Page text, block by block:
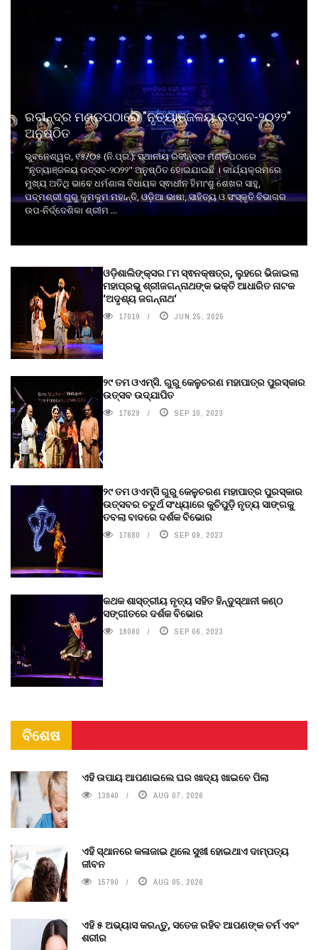
ରବୀନ୍ଦ୍ର ମଣ୍ଡପଠାରେ "ନୃତ୍ୟାଞ୍ଜଳୟ ଉତ୍ସବ-୨୦୨୨"
ଅନୁଷ୍ଠିତ
ଭୁବନେଶ୍ୱର, ୧୫/୦୫ (ନି.ପ୍ର.): ସ୍ଥାନୀୟ ରବୀନ୍ଦ୍ର ମଣ୍ଡପଠାରେ
"ନୃତ୍ୟାଞ୍ଜଳୟ ଉତ୍ସବ-୨୦୨୨" ଅନୁଷ୍ଠିତ ହୋଇଯାଇଛି । କାର୍ଯ୍ୟକ୍ରମରେ
ମୁଖ୍ୟ ଅତିଥି ଭାବେ ଧର୍ମଶାଳା ବିଧାୟକ ସ୍ଵାଧୀନ ହିମାଂଶୁ ଶେଖର ସାହୁ,
ପଦ୍ମଶ୍ରୀ ଗୁରୁ କୁମକୁମ ମହାନ୍ତି, ଓଡ଼ିଆ ଭାଷା, ସାହିତ୍ୟ ଓ ସଂସ୍କୃତି ବିଭାଗର
ଉପ-ନିର୍ଦ୍ଦେଶିକା ଶ୍ରୀମ ...
ଓଡ଼ିଶାଲିଙ୍କ୍ସର ୮ମ ସ୍ଵନକ୍ଷତ୍ର, ଲୁହରେ ଭିଜାଇଲା
ମହାପ୍ରଭୁ ଶ୍ରୀଜଗନ୍ନାଥଙ୍କ ଭକ୍ତି ଆଧାରିତ ନାଟକ
‘ଅଦୃଶ୍ୟ ଜଗନ୍ନାଥ‘
17019 JUN 25, 2025
୨୯ ତମ ଓଏମ୍‌ସି. ଗୁରୁ କେଳୁଚରଣ ମହାପାତ୍ର ପୁରସ୍କାର
ଉତ୍ସବ ଉଦ୍‍ଯାପିତ
17629 SEP 10, 2023
୨୯ ତମ ଓଏମ୍‌ସି ଗୁରୁ କେଳୁଚରଣ ମହାପାତ୍ର ପୁରସ୍କାର
ଉତ୍ସବର ଚତୁର୍ଥ ସଂଧ୍ୟାରେ କୁଚିପୁଡ଼ି ନୃତ୍ୟ ସାଙ୍ଗକୁ
ତବଲା ବାଦରେ ଦର୍ଶକ ବିଭୋର
17680 SEP 09, 2023
କଥକ ଶାସ୍ତ୍ରୀୟ ନୃତ୍ୟ ସହିତ ହିନ୍ଦୁସ୍ଥାନୀ କଣ୍ଠ
ସଙ୍ଗୀତରେ ଦର୍ଶକ ବିଭୋର
18080 SEP 06, 2023
ବିଶେଷ
ଏହି ଉପାୟ ଆପଣାଇଲେ ଘର ଖାଦ୍ୟ ଖାଇବେ ପିଲା
13940 AUG 07, 2026
ଏହି ସ୍ଥାନରେ କଳାଜାଇ ଥିଲେ ସୁଖୀ ହୋଇଥାଏ ଦାମ୍ପତ୍ୟ
ଜୀବନ
15790 AUG 05, 2026
ଏହି ୫ ଅଭ୍ୟାସ କରନ୍ତୁ, ସତେଜ ରହିବ ଆପଣଙ୍କ ଚର୍ମ ଏବଂ
ଶରୀର